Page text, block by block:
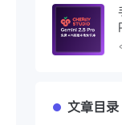
文章目录